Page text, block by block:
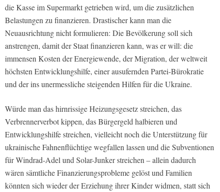
die Kasse im Supermarkt getrieben wird, um die zusätzlichen
Belastungen zu finanzieren. Drastischer kann man die
Neuausrichtung nicht formulieren: Die Bevölkerung soll sich
anstrengen, damit der Staat finanzieren kann, was er will: die
immensen Kosten der Energiewende, der Migration, der weltweit
höchsten Entwicklungshilfe, einer ausufernden Partei-Bürokratie
und der ins unermessliche steigenden Hilfen für die Ukraine.
Würde man das hirnrissige Heizungsgesetz streichen, das
Verbrennerverbot kippen, das Bürgergeld halbieren und
Entwicklungshilfe streichen, vielleicht noch die Unterstützung für
ukrainische Fahnenflüchtige wegfallen lassen und die Subventionen
für Windrad-Adel und Solar-Junker streichen – allein dadurch
wären sämtliche Finanzierungsprobleme gelöst und Familien
könnten sich wieder der Erziehung ihrer Kinder widmen, statt sich